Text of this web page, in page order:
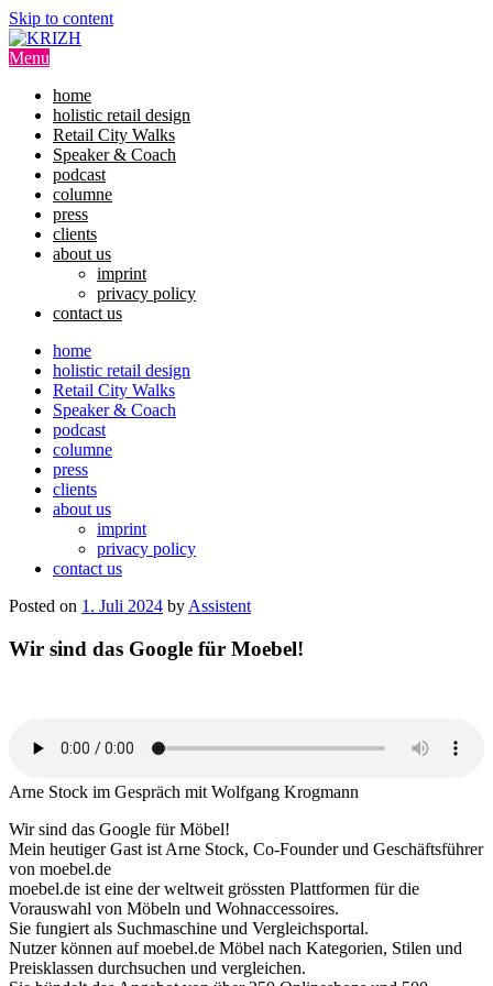
Skip to content
Menu
home
holistic retail design
Retail City Walks
Speaker & Coach
podcast
columne
press
clients
about us
imprint
privacy policy
contact us
home
holistic retail design
Retail City Walks
Speaker & Coach
podcast
columne
press
clients
about us
imprint
privacy policy
contact us
Posted on 1. Juli 2024 by Assistent
Wir sind das Google für Moebel!
Arne Stock im Gespräch mit Wolfgang Krogmann
Wir sind das Google für Möbel!
Mein heutiger Gast ist Arne Stock, Co-Founder und Geschäftsführer
von moebel.de
moebel.de ist eine der weltweit grössten Plattformen für die
Vorauswahl von Möbeln und Wohnaccessoires.
Sie fungiert als Suchmaschine und Vergleichsportal.
Nutzer können auf moebel.de Möbel nach Kategorien, Stilen und
Preisklassen durchsuchen und vergleichen.